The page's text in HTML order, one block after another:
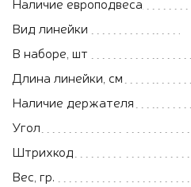
Вид линейки
В наборе, шт
Длина линейки, см
Наличие держателя
Угол
Штрихкод
Вес, гр.